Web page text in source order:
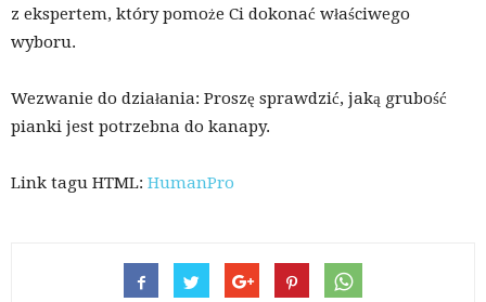
z ekspertem, który pomoże Ci dokonać właściwego
wyboru.
Wezwanie do działania: Proszę sprawdzić, jaką grubość
pianki jest potrzebna do kanapy.
Link tagu HTML: HumanPro